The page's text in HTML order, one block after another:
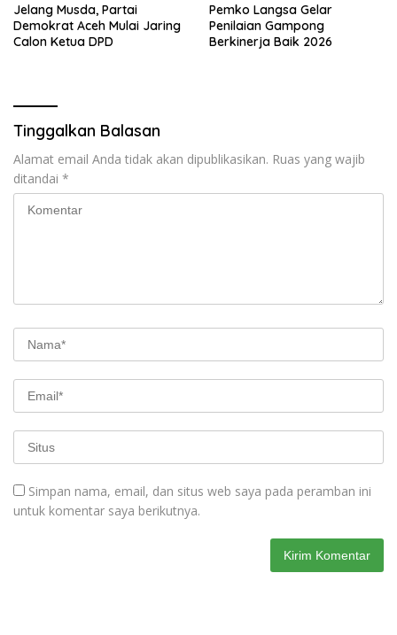
Jelang Musda, Partai
Demokrat Aceh Mulai Jaring
Calon Ketua DPD
Pemko Langsa Gelar
Penilaian Gampong
Berkinerja Baik 2026
Tinggalkan Balasan
Alamat email Anda tidak akan dipublikasikan. Ruas yang wajib
ditandai *
Simpan nama, email, dan situs web saya pada peramban ini
untuk komentar saya berikutnya.